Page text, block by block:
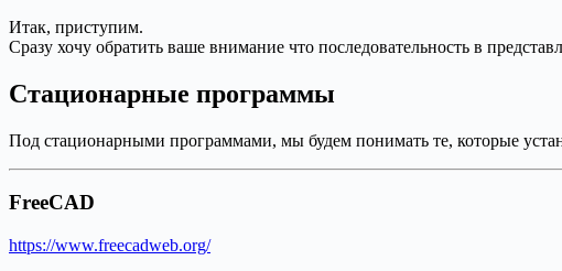
Итак, приступим.
Сразу хочу обратить ваше внимание что последовательность в
Стационарные программы
Под стационарными программами, мы будем понимать те, которые
FreeCAD
https://www.freecadweb.org/